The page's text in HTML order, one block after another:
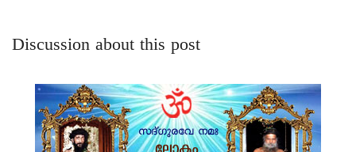
Discussion about this post